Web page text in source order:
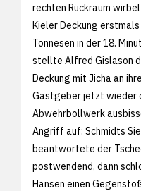
rechten Rückraum
Kieler Deckung
Tönnesen in der 18.
stellte Alfred Gislason
Deckung mit Jicha an
Gastgeber jetzt wieder
Abwehrbollwerk
Angriff auf: Schmidts
beantwortete der
postwendend, dann
Hansen einen